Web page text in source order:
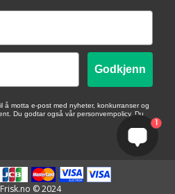
Godkjenn
å motta e-post med nyheter, konkurranser og
Du godtar også vår personvernpolicy. Du
© 2024
1